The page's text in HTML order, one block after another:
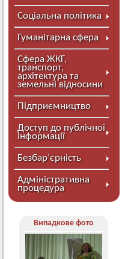
Соціальна політика
Гуманітарна сфера
Сфера ЖКГ,
транспорт,
архітектура та
земельні відносини
Підприємництво
Доступ до публічної
інформації
Безбар’єрність
Адміністративна
процедура
Випадкове фото